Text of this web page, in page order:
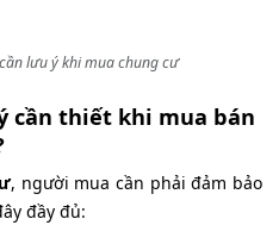
lưu ý khi mua chung cư
cần thiết khi mua bán
, người mua cần phải đảm bảo
đầy đủ: